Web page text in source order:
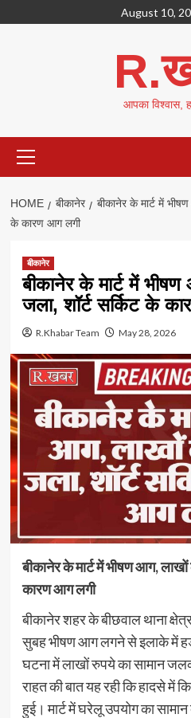
to
August 10,
आपका विश्वास,
Menu
HOME बीकानेर
बीकानेर के मार्ट में
के कारण आग लगी
बीकानेर
बीकानेर के मार्ट में
जला, शॉर्ट सर्किट के
R.Khabar Team May 28, 2026
बीकानेर के मार्ट में भीषण आग,
कारण आग लगी
बीकानेर शहर के बीछवाल थाना
सुबह भीषण आग लगने से इलाके में
घटना में लाखों रुपये का सामान
राहत की बात यह रही कि हादसे में
हुई। मार्ट में घरेलू उपयोग का